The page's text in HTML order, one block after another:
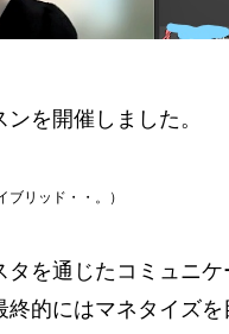
を開催しました。
リッド・・。）
を通じたコミュニケ
的にはマネタイズを